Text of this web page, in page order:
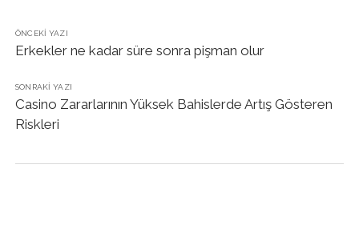
ÖNCEKI YAZI
Erkekler ne kadar süre sonra pişman olur
SONRAKI YAZI
Casino Zararlarının Yüksek Bahislerde Artış Gösteren
Riskleri